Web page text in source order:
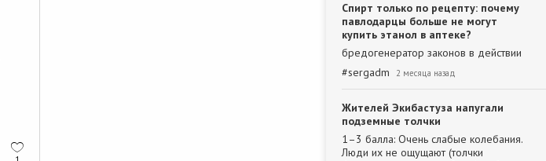
Спирт только по рецепту: почему
павлодарцы больше не могут
купить этанол в аптеке?
бредогенератор законов в действии
#sergadm 2 месяца назад
Жителей Экибастуза напугали
подземные толчки
1–3 балла: Очень слабые колебания.
Люди их не ощущают (толчки